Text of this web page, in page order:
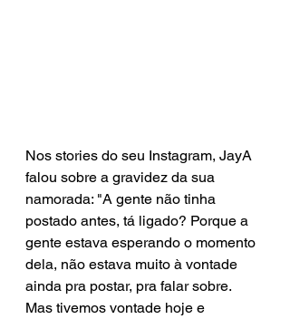
Nos stories do seu Instagram, JayA
falou sobre a gravidez da sua
namorada: "A gente não tinha
postado antes, tá ligado? Porque a
gente estava esperando o momento
dela, não estava muito à vontade
ainda pra postar, pra falar sobre.
Mas tivemos vontade hoje e